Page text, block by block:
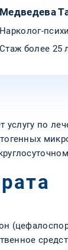
Медведева
Нарколог-
Стаж более 25
услугу по